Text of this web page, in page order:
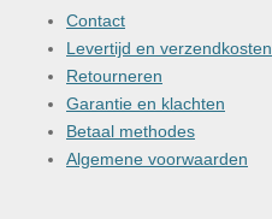
Contact
Levertijd en verzendkosten
Retourneren
Garantie en klachten
Betaal methodes
Algemene voorwaarden